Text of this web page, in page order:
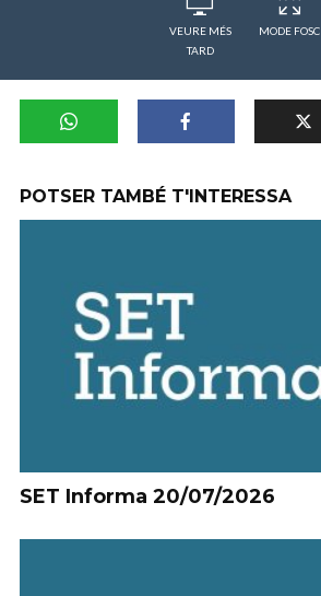
VEURE MÉS
TARD
MODE FOSC
POTSER TAMBÉ T'INTERESSA
SET Informa 20/07/2026